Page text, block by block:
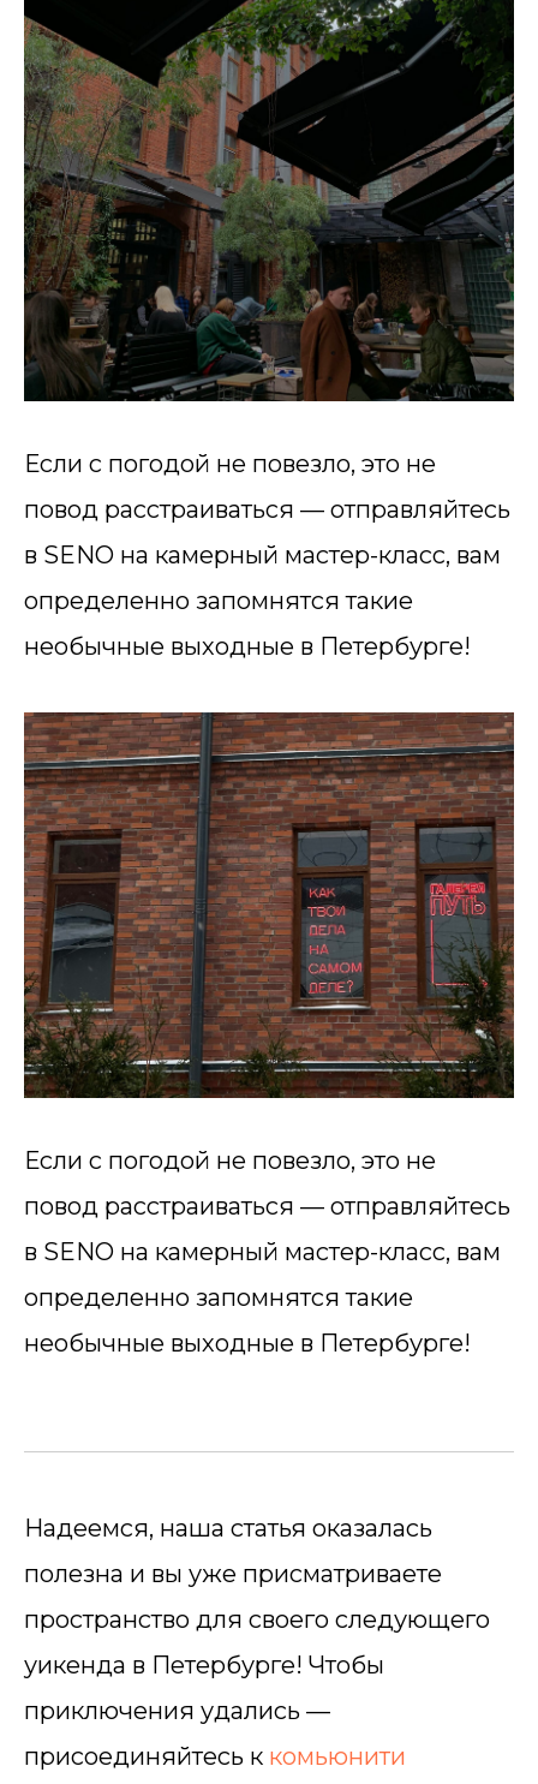
Если с погодой не повезло, это не
повод расстраиваться — отправляйтесь
в SENO на камерный мастер-класс, вам
определенно запомнятся такие
необычные выходные в Петербурге!
Если с погодой не повезло, это не
повод расстраиваться — отправляйтесь
в SENO на камерный мастер-класс, вам
определенно запомнятся такие
необычные выходные в Петербурге!
Надеемся, наша статья оказалась
полезна и вы уже присматриваете
пространство для своего следующего
уикенда в Петербурге! Чтобы
приключения удались —
присоединяйтесь к комьюнити